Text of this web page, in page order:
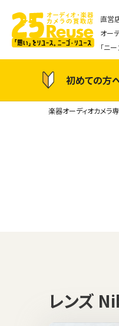
直営
オー
「ニ
初めての方
楽器オーディオカメラ
レンズ